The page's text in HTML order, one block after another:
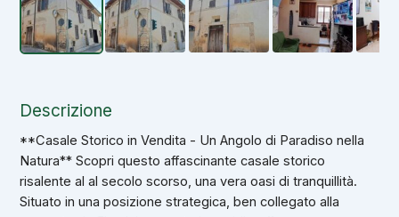
Descrizione
**Casale Storico in Vendita - Un Angolo di Paradiso nella
Natura** Scopri questo affascinante casale storico
risalente al al secolo scorso, una vera oasi di tranquillità.
Situato in una posizione strategica, ben collegato alla